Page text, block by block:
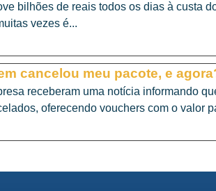
bilhões de reais todos os dias à custa
vezes é...
cancelou meu pacote, e
receberam uma notícia informando
oferecendo vouchers com o valor